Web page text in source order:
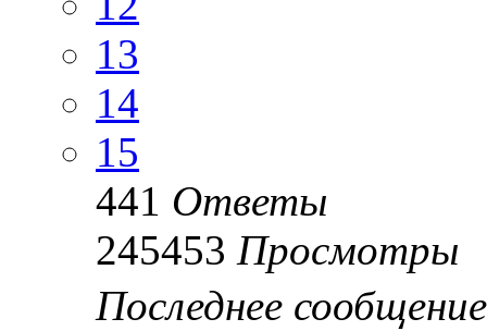
13
14
15
441 Ответы
245453 Просмотры
Последнее